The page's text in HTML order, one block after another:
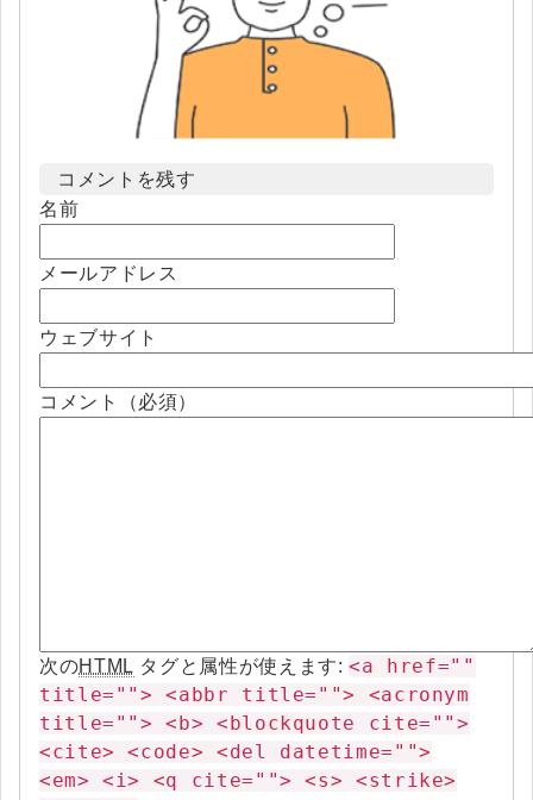
コメントを残す
名前
メールアドレス
ウェブサイト
コメント（必須）
次のHTML タグと属性が使えます:<a href=""
title=""> <abbr title=""> <acronym
title=""> <b> <blockquote cite="">
<cite> <code> <del datetime="">
<em> <i> <q cite=""> <s> <strike>